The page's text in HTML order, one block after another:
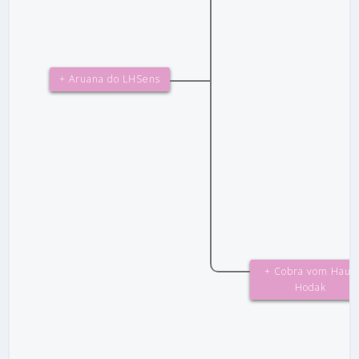
+ Aruana do LHSens
+ Cobra vom Haus
Hodak